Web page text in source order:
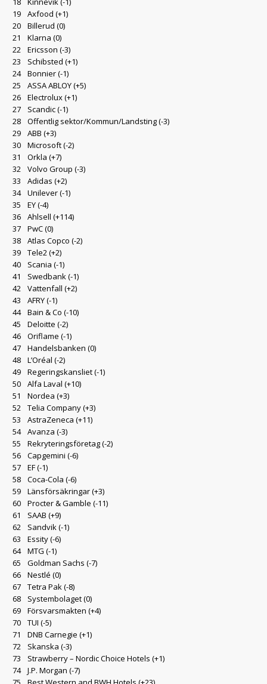
19
Axfood (+1)
20
Billerud (0)
21
Klarna (0)
22
Ericsson (-3)
23
Schibsted (+1)
24
Bonnier(-1)
25
ASSA ABLOY(+5)
26
Electrolux(+1)
27
Scandic(-1)
28
Offentlig sektor/Kommun/Landsting(-3)
29
ABB (+3)
30
Microsoft(-2)
31
Orkla (+7)
32
Volvo Group (-3)
33
Adidas (+2)
34
Unilever(-1)
35
EY(-4)
36
Ahlsell (+114)
37
PwC(0)
38
Atlas Copco (-2)
39
Tele2(+2)
40
Scania (-1)
41
Swedbank(-1)
42
Vattenfall (+2)
43
AFRY(-1)
44
Bain & Co (-10)
45
Deloitte (-2)
46
Oriflame (-1)
47
Handelsbanken (0)
48
L’Oréal (-2)
49
Regeringskansliet(-1)
50
Alfa Laval (+10)
51
Nordea (+3)
52
Telia Company(+3)
53
AstraZeneca (+11)
54
Avanza (-3)
55
Rekryteringsföretag(-2)
56
Capgemini (-6)
57
EF(-1)
58
Coca-Cola (-6)
59
Länsförsäkringar(+3)
60
Procter & Gamble (-11)
61
SAAB (+9)
62
Sandvik(-1)
63
Essity(-6)
64
MTG (-1)
65
Goldman Sachs (-7)
66
Nestlé (0)
67
Tetra Pak(-8)
68
Systembolaget(0)
69
Försvarsmakten (+4)
70
TUI (-5)
71
DNB Carnegie (+1)
72
Skanska (-3)
73
Strawberry – Nordic Choice Hotels (+1)
74
J.P. Morgan (-7)